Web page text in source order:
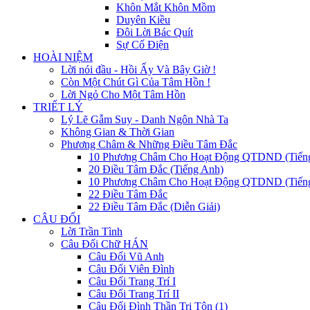
Khôn Mắt Khôn Mồm
Duyên Kiều
Đôi Lời Bác Quít
Sự Cố Điện
HOÀI NIỆM
Lời nói đầu - Hồi Ấy Và Bây Giờ !
Còn Một Chút Gì Của Tâm Hồn !
Lời Ngỏ Cho Một Tâm Hồn
TRIẾT LÝ
Lý Lẽ Gẫm Suy - Danh Ngôn Nhà Ta
Không Gian & Thời Gian
Phương Châm & Những Điều Tâm Đắc
10 Phương Châm Cho Hoạt Động QTDND
20 Điều Tâm Đắc (Tiếng Anh)
10 Phương Châm Cho Hoạt Động QTDND
22 Điều Tâm Đắc
22 Điều Tâm Đắc (Diễn Giải)
CÂU ĐỐI
Lời Trần Tình
Câu Đối Chữ HÁN
Câu Đối Vũ Anh
Câu Đối Viên Đình
Câu Đối Trang Trí I
Câu Đối Trang Trí II
Câu Đối Đình Thần Tri Tôn (1)